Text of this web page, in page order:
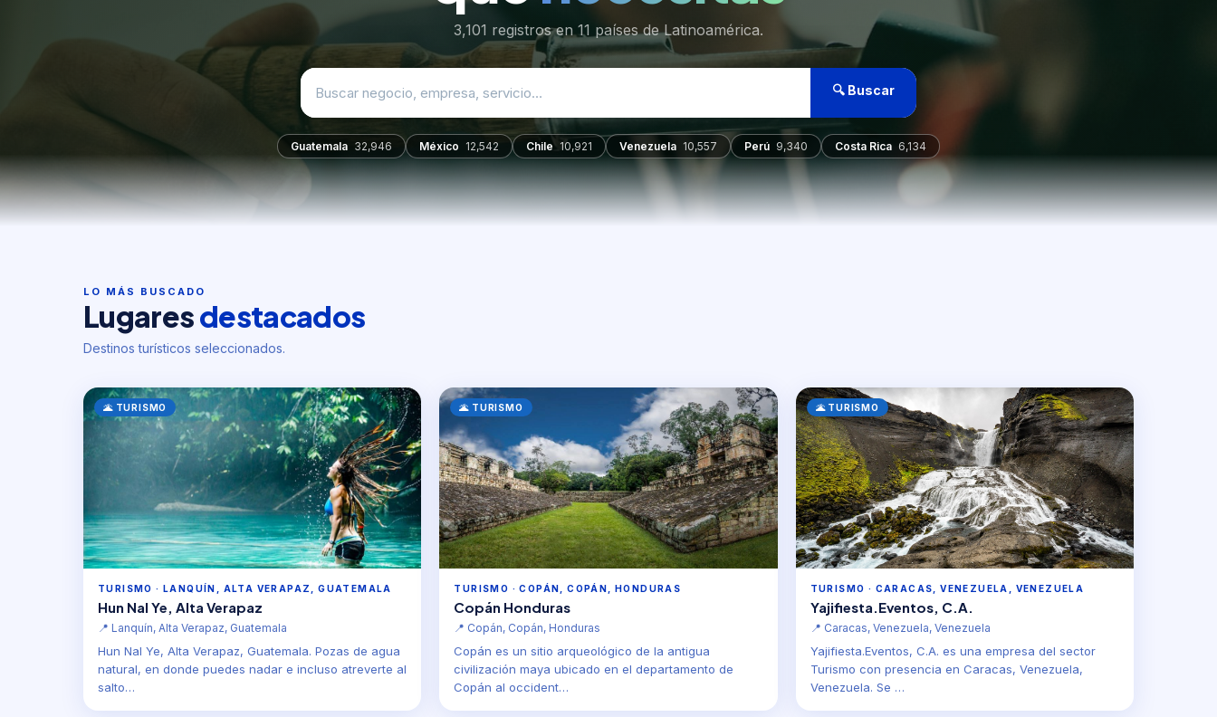
3,101 registros en 11 países de Latinoamérica.
🔍 Buscar
Guatemala 32,946 México 12,542 Chile 10,921 Venezuela 10,557 Perú 9,340 Costa Rica 6,134
LO MÁS BUSCADO
Lugaresdestacados
Destinos turísticos seleccionados.
🌋 TURISMO
TURISMO · LANQUÍN, ALTA VERAPAZ, GUATEMALA
Hun Nal Ye, Alta Verapaz
📍 Lanquín, Alta Verapaz, Guatemala
Hun Nal Ye, Alta Verapaz, Guatemala. Pozas de agua
natural, en donde puedes nadar e incluso atreverte al
salto…
🌋 TURISMO
TURISMO · COPÁN, COPÁN, HONDURAS
Copán Honduras
📍 Copán, Copán, Honduras
Copán es un sitio arqueológico de la antigua
civilización maya ubicado en el departamento de
Copán al occident…
🌋 TURISMO
TURISMO · CARACAS, VENEZUELA, VENEZUELA
Yajifiesta.Eventos, C.A.
📍 Caracas, Venezuela, Venezuela
Yajifiesta.Eventos, C.A. es una empresa del sector
Turismo con presencia en Caracas, Venezuela,
Venezuela. Se …